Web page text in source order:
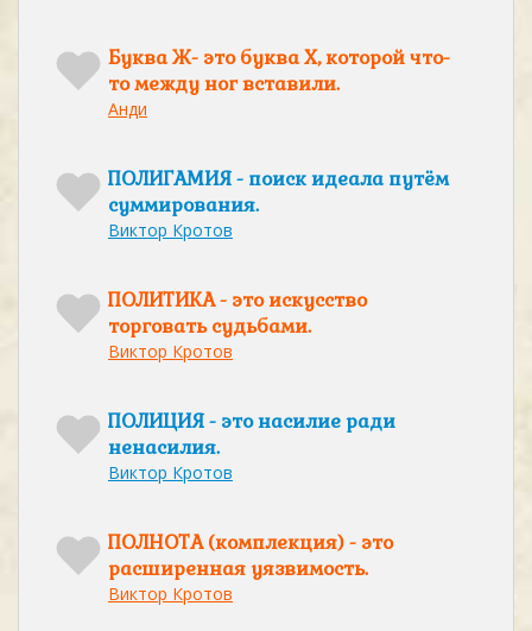
Буква Ж- это буква Х, которой что-
то между ног вставили.
Анди
ПОЛИГАМИЯ - поиск идеала путём
суммирования.
Виктор Кротов
ПОЛИТИКА - это искусство
торговать судьбами.
Виктор Кротов
ПОЛИЦИЯ - это насилие ради
ненасилия.
Виктор Кротов
ПОЛНОТА (комплекция) - это
расширенная уязвимость.
Виктор Кротов